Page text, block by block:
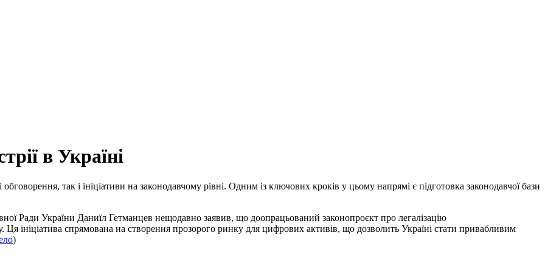
в Україні
так і ініціативи на законодавчому рівні. Одним із ключових кроків у цьому напрямі є підготовка законодавчої бази
Ради України Даниїл Гетманцев нещодавно заявив, що доопрацьований законопроєкт про легалізацію
ініціатива спрямована на створення прозорого ринку для цифрових активів, що дозволить Україні стати привабливим
)